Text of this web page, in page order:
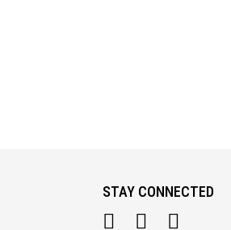
STAY CONNECTED